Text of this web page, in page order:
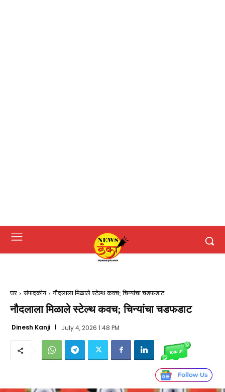
घर संपादकीय नौदलाला मिळाले स्टेल्थ कवच; चिन्यांचा चडफडाट
नौदलाला मिळाले स्टेल्थ कवच; चिन्यांचा चडफडाट
Dinesh Kanji July 4, 2026 1:48 PM